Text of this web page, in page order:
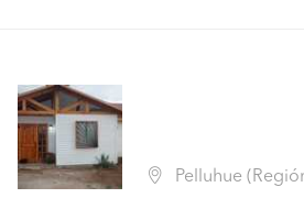
Pelluhue (Región VII Maule